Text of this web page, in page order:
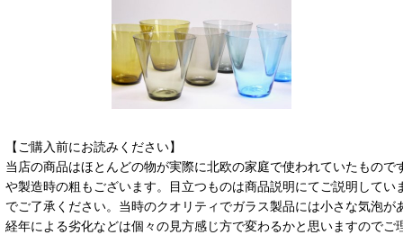
【ご購入前にお読みください】
当店の商品はほとんどの物が実際に北欧の家庭で使われていたもの
や製造時の粗もございます。目立つものは商品説明にてご説明して
でご了承ください。当時のクオリティでガラス製品には小さな気泡が
経年による劣化などは個々の見方感じ方で変わるかと思いますのでご